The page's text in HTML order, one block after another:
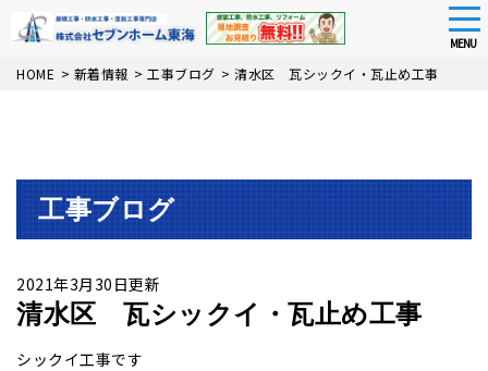
Skip
MENU
HOME > 新着情報 > 工事ブログ > 清水区 瓦シックイ・瓦止め工事
工事ブログ
2021年3月30日更新
清水区 瓦シックイ・瓦止め工事
シックイ工事です